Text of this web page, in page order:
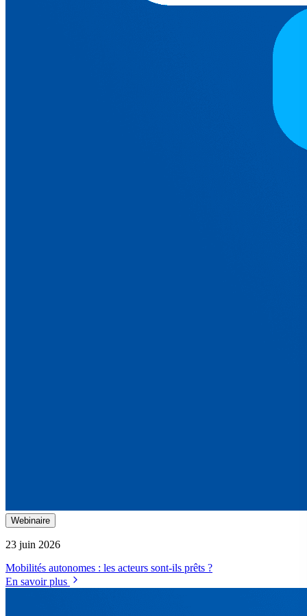
Webinaire
23 juin 2026
Mobilités autonomes : les acteurs sont-ils prêts ?
En savoir plus